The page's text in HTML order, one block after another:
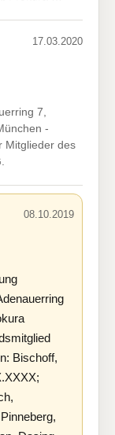
17.03.2020
7,
-
Mitglieder des
08.10.2019
Bischoff,